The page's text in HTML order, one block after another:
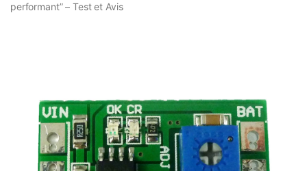
performant” – Test et Avis